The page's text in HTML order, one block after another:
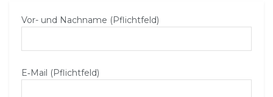
Vor- und Nachname (Pflichtfeld)
E‑Mail (Pflichtfeld)